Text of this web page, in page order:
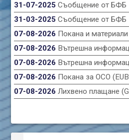
31-07-2025Съобщение от БФБ
31-03-2025Съобщение от БФБ
07-08-2026 Покана и
07-08-2026 Вътрешна
07-08-2026 Вътрешна
07-08-2026 Покана за ОСО
07-08-2026Лихвено плащане